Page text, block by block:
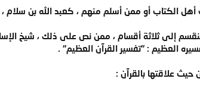
الكتاب أو ممن أسلم منهم ، كعبد الله بن سلام
إلى ثلاثة أقسام ، ممن نص على ذلك ، شيخ
العظيم : "تفسير القرآن العظيم" .
حيث علاقتها بالقرآن :